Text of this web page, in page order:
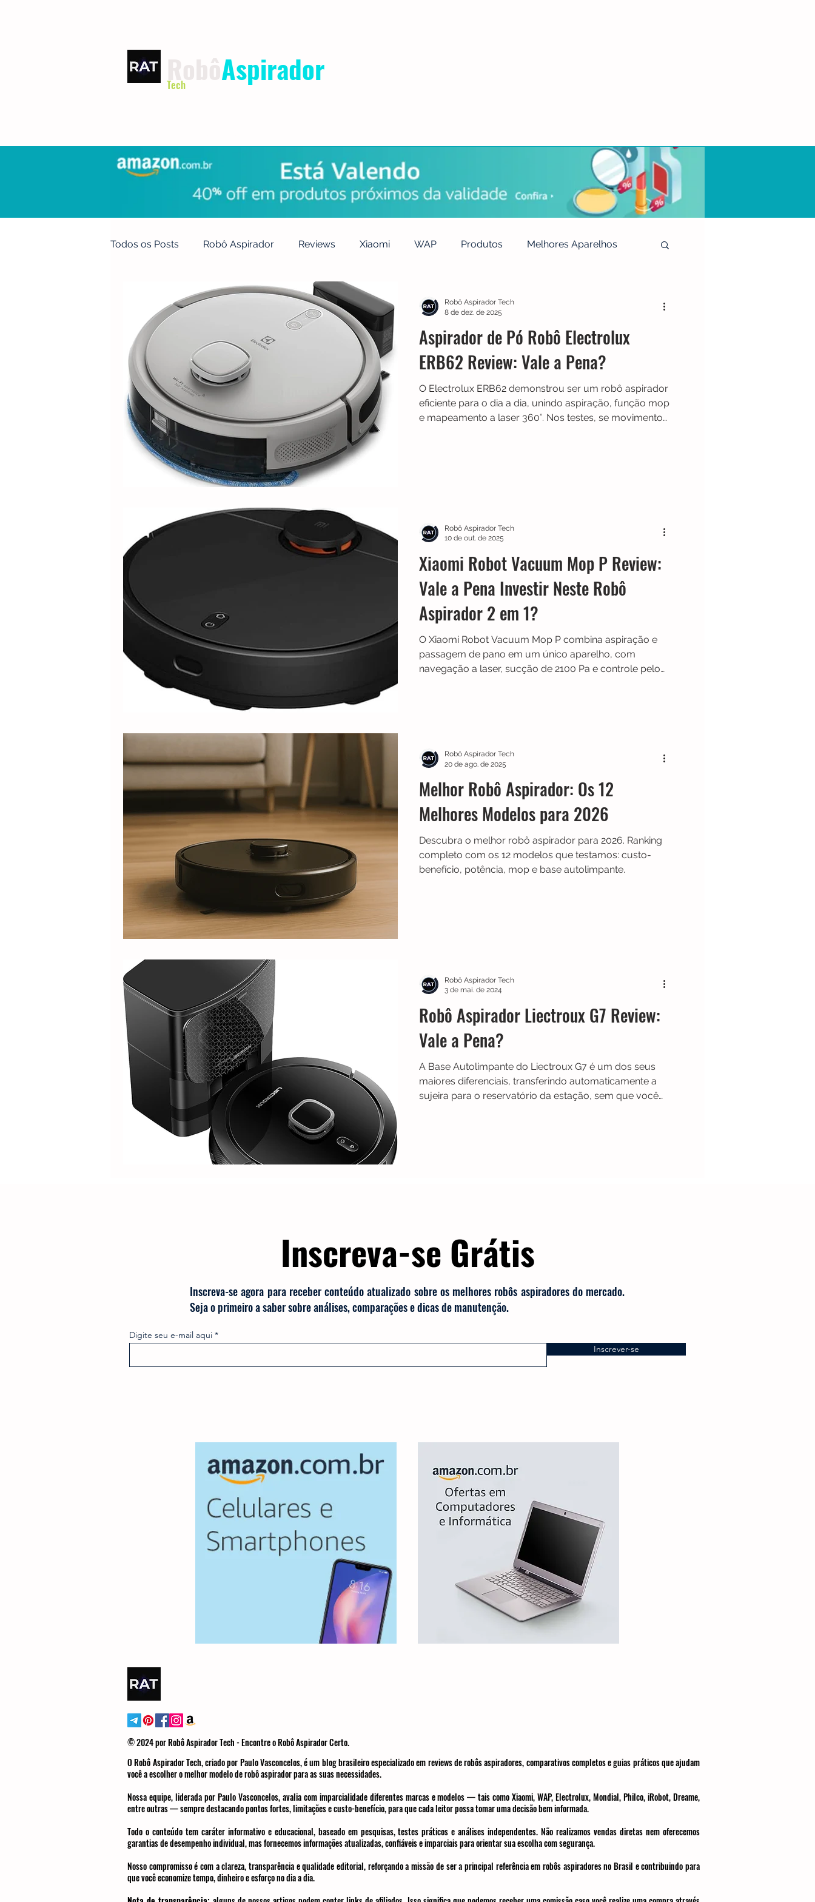
Aspirador
Tech
Todos os Posts Robô Aspirador Reviews Xiaomi WAP Produtos Melhores Aparelhos
DOLPHIN Multilaser Guias
Positivo Samsung Midea Mondial Roborock iRobot Shark Zaco
Lilin Kabum ROPVACNIC Neatsvor Ropo Extratoras Limpador de Pisos
Aspirador de Pó Robô Electrolux
ERB62 Review: Vale a Pena?
O Electrolux ERB62 demonstrou ser um robô aspirador
eficiente para o dia a dia, unindo aspiração, função mop
e mapeamento a laser 360°. Nos testes, se movimentou
Robô Aspirador Tech
8 de dez. de 2025
Xiaomi Robot Vacuum Mop P Review:
Vale a Pena Investir Neste Robô
Aspirador 2 em 1?
O Xiaomi Robot Vacuum Mop P combina aspiração e
passagem de pano em um único aparelho, com
navegação a laser, sucção de 2100 Pa e controle pelo
Robô Aspirador Tech
10 de out. de 2025
Melhor Robô Aspirador: Os 12
Melhores Modelos para 2026
Descubra o melhor robô aspirador para 2026. Ranking
completo com os 12 modelos que testamos: custo-
benefício, potência, mop e base autolimpante.
Robô Aspirador Tech
20 de ago. de 2025
Robô Aspirador Liectroux G7 Review:
Vale a Pena?
A Base Autolimpante do Liectroux G7 é um dos seus
maiores diferenciais, transferindo automaticamente a
sujeira para o reservatório da estação, sem que você
Robô Aspirador Tech
3 de mai. de 2024
Inscreva-se Grátis
Inscreva-se agora para receber conteúdo atualizado sobre os melhores robôs aspiradores do mercado.
Seja o primeiro a saber sobre análises, comparações e dicas de manutenção.
Digite seu e-mail aqui
Inscrever-se
© 2024 por Robô Aspirador Tech - Encontre o Robô Aspirador Certo.
O Robô Aspirador Tech, criado por Paulo Vasconcelos, é um blog brasileiro especializado em reviews de robôs aspiradores, comparativos completos e guias práticos que ajudam
você a escolher o melhor modelo de robô aspirador para as suas necessidades.
Nossa equipe, liderada por Paulo Vasconcelos, avalia com imparcialidade diferentes marcas e modelos — tais como Xiaomi, WAP, Electrolux, Mondial, Philco, iRobot, Dreame,
entre outras — sempre destacando pontos fortes, limitações e custo-benefício, para que cada leitor possa tomar uma decisão bem informada.
Todo o conteúdo tem caráter informativo e educacional, baseado em pesquisas, testes práticos e análises independentes. Não realizamos vendas diretas nem oferecemos
garantias de desempenho individual, mas fornecemos informações atualizadas, confiáveis e imparciais para orientar sua escolha com segurança.
Nosso compromisso é com a clareza, transparência e qualidade editorial, reforçando a missão de ser a principal referência em robôs aspiradores no Brasil e contribuindo para
que você economize tempo, dinheiro e esforço no dia a dia.